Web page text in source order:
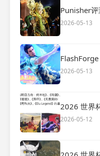
Punisher
2026-05-13
2026-05-13
2026 世界
2026-05-12